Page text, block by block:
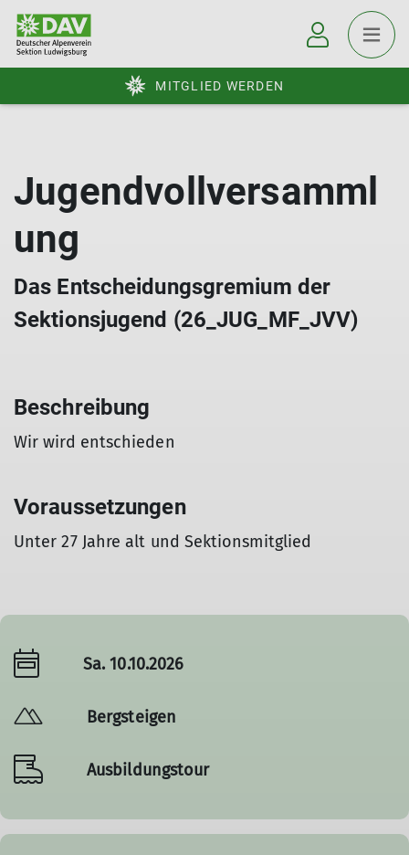
MITGLIED WERDEN
Jugendvollversamml
ung
Das Entscheidungsgremium der
Sektionsjugend (26_JUG_MF_JVV)
Beschreibung
Wir wird entschieden
Voraussetzungen
Unter 27 Jahre alt und Sektionsmitglied
Sa. 10.10.2026
Bergsteigen
Ausbildungstour